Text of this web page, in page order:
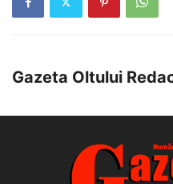
Gazeta Oltului